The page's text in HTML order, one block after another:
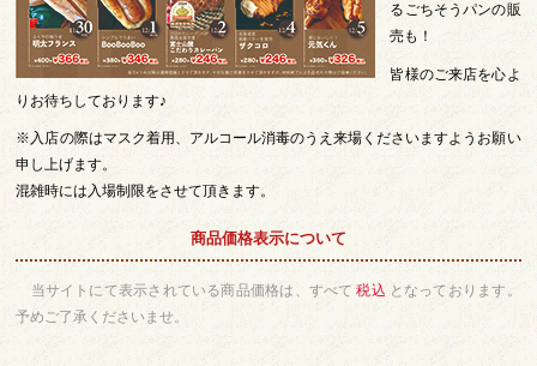
るごちそうパンの販
売も！
皆様のご来店を心よ
りお待ちしております♪
※入店の際はマスク着用、アルコール消毒のうえ来場くださいますようお願い
申し上げます。
混雑時には入場制限をさせて頂きます。
商品価格表示について
当サイトにて表示されている商品価格は、すべて 税込 となっております。
予めご了承くださいませ。